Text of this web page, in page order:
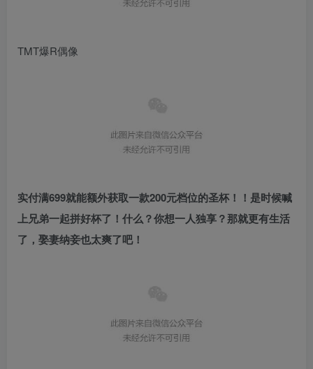
TMT爆R偶像
实付满699就能额外获取一款200元档位的圣杯！！是时候喊
上兄弟一起拼好杯了！什么？你想一人独享？那就更有生活
了，娶妻纳妾也太爽了吧！